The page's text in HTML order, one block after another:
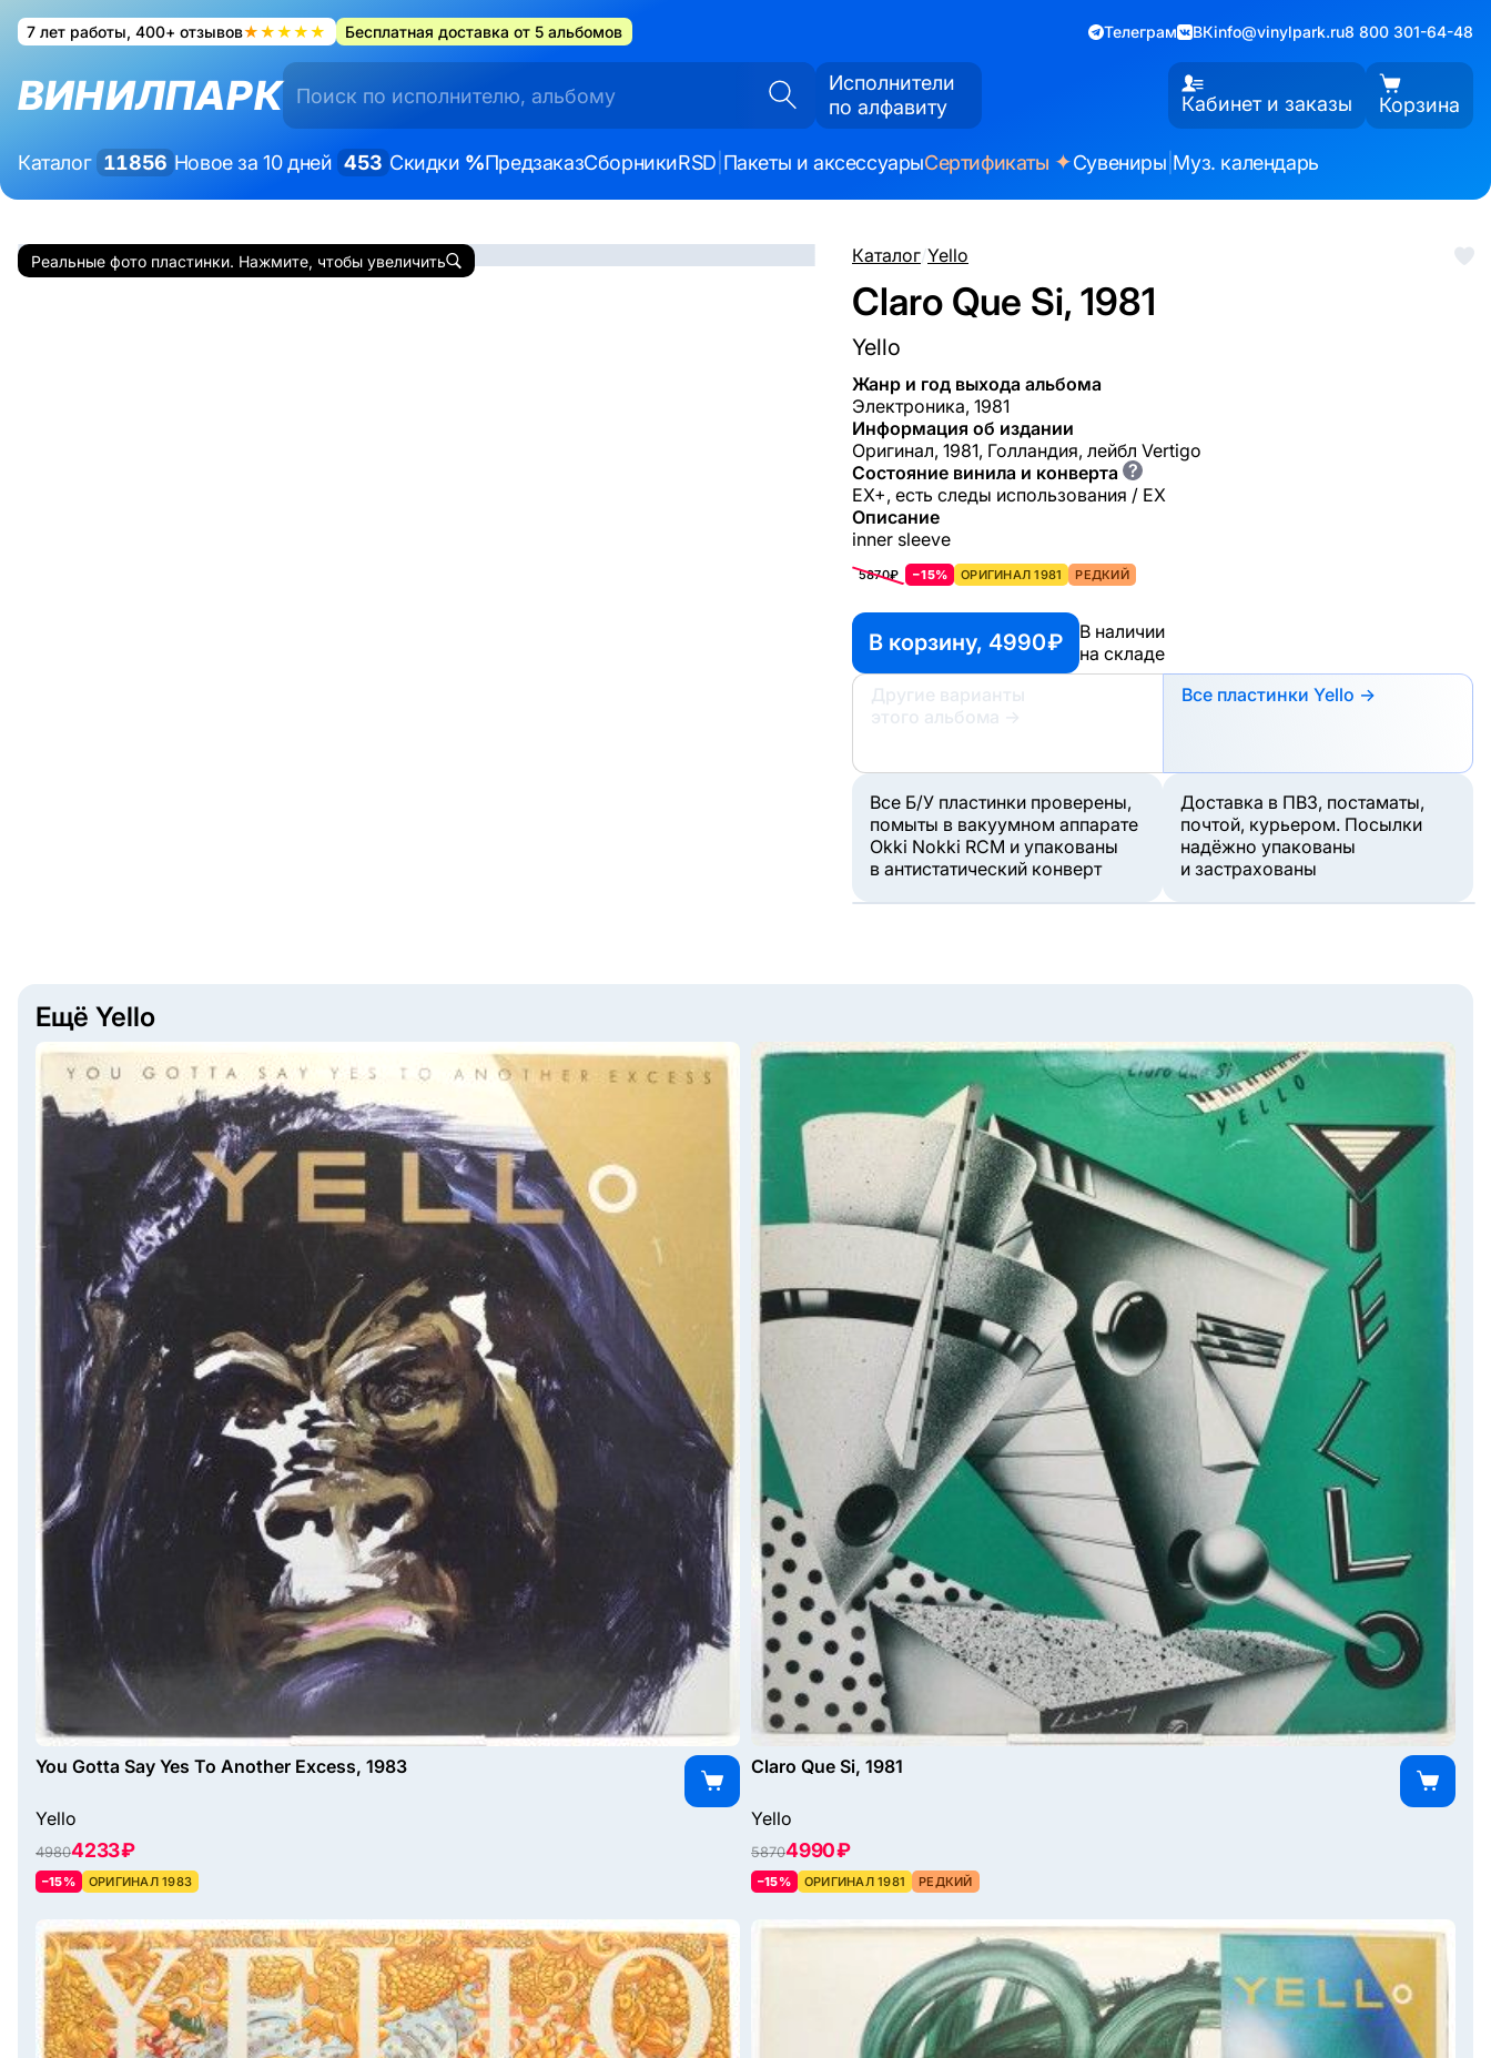
7 лет работы, 400+ отзывов★★★★★ Бесплатная доставка от 5 альбомов Телеграм ВКinfo@vinylpark.ru8 800 301-64-48
ВИНИЛПАРК
Исполнители
по алфавиту
Кабинет и заказы Корзина
Каталог 11856 Новое за 10 дней 453 Скидки %ПредзаказСборникиRSD Пакеты и аксессуарыСертификаты ✦Сувениры Муз. календарь
Каталог/Yello
Claro Que Si, 1981
Yello
Жанр и год выхода альбома
Электроника, 1981
Информация об издании
Оригинал, 1981, Голландия, лейбл Vertigo
Состояние винила и конверта ?
EX+, есть следы использования / EX
Описание
inner sleeve
5870₽ −15% ОРИГИНАЛ 1981 РЕДКИЙ
В корзину, 4990 ₽
В наличии
на складе
Другие варианты
этого альбома
→
Все пластинки Yello →
Все Б/У пластинки проверены,
помыты в вакуумном аппарате
Okki Nokki RCM и упакованы
в антистатический конверт
Доставка в ПВЗ, постаматы,
почтой, курьером. Посылки
надёжно упакованы
и застрахованы
Реальные фото пластинки. Нажмите, чтобы увеличить
Ещё Yello
You Gotta Say Yes To Another Excess, 1983
Yello
49804233 ₽
–15% ОРИГИНАЛ 1983
Claro Que Si, 1981
Yello
58704990 ₽
–15% ОРИГИНАЛ 1981 РЕДКИЙ